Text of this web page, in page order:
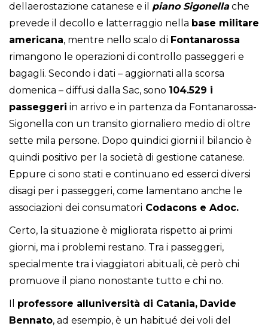
dellaerostazione catanese e il piano Sigonellache
prevede il decollo e latterraggio nella base militare
americana, mentre nello scalo di Fontanarossa
rimangono le operazioni di controllo passeggeri e
bagagli. Secondo i dati – aggiornati alla scorsa
domenica – diffusi dalla Sac, sono 104.529 i
passeggeri in arrivo e in partenza da Fontanarossa-
Sigonella con un transito giornaliero medio di oltre
sette mila persone. Dopo quindici giorni il bilancio è
quindi positivo per la società di gestione catanese.
Eppure ci sono stati e continuano ed esserci diversi
disagi per i passeggeri, come lamentano anche le
associazioni dei consumatori Codacons e Adoc.
Certo, la situazione è migliorata rispetto ai primi
giorni, ma i problemi restano. Tra i passeggeri,
specialmente tra i viaggiatori abituali, cè però chi
promuove il piano nonostante tutto e chi no.
Il professore alluniversità di Catania, Davide
Bennato, ad esempio, è un habitué dei voli del